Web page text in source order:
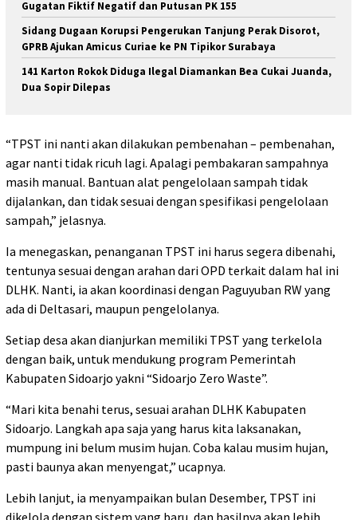
Gugatan Fiktif Negatif dan Putusan PK 155
Sidang Dugaan Korupsi Pengerukan Tanjung Perak Disorot,
GPRB Ajukan Amicus Curiae ke PN Tipikor Surabaya
141 Karton Rokok Diduga Ilegal Diamankan Bea Cukai Juanda,
Dua Sopir Dilepas
“TPST ini nanti akan dilakukan pembenahan – pembenahan,
agar nanti tidak ricuh lagi. Apalagi pembakaran sampahnya
masih manual. Bantuan alat pengelolaan sampah tidak
dijalankan, dan tidak sesuai dengan spesifikasi pengelolaan
sampah,” jelasnya.
Ia menegaskan, penanganan TPST ini harus segera dibenahi,
tentunya sesuai dengan arahan dari OPD terkait dalam hal ini
DLHK. Nanti, ia akan koordinasi dengan Paguyuban RW yang
ada di Deltasari, maupun pengelolanya.
Setiap desa akan dianjurkan memiliki TPST yang terkelola
dengan baik, untuk mendukung program Pemerintah
Kabupaten Sidoarjo yakni “Sidoarjo Zero Waste”.
“Mari kita benahi terus, sesuai arahan DLHK Kabupaten
Sidoarjo. Langkah apa saja yang harus kita laksanakan,
mumpung ini belum musim hujan. Coba kalau musim hujan,
pasti baunya akan menyengat,” ucapnya.
Lebih lanjut, ia menyampaikan bulan Desember, TPST ini